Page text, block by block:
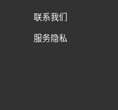
联系我们
服务隐私